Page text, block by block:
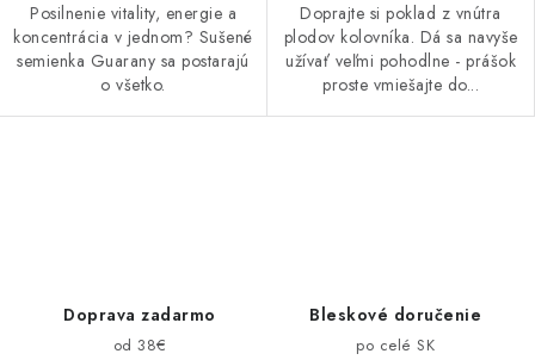
Posilnenie vitality, energie a
koncentrácia v jednom? Sušené
semienka Guarany sa postarajú
o všetko.
Doprajte si poklad z vnútra
plodov kolovníka. Dá sa navyše
užívať veľmi pohodlne - prášok
proste vmiešajte do...
Doprava zadarmo
od 38€
Bleskové doručenie
po celé SK